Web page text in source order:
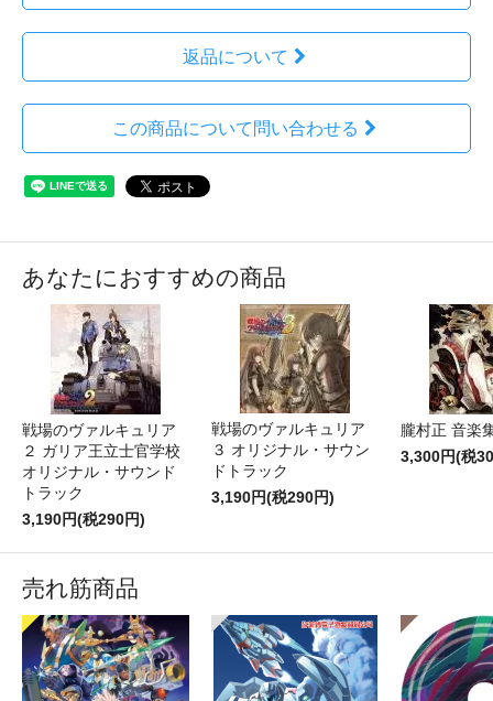
返品について
この商品について問い合わせる
あなたにおすすめの商品
戦場のヴァルキュリア
２ ガリア王立士官学校
オリジナル・サウンド
トラック
3,190円(税290円)
戦場のヴァルキュリア
３ オリジナル・サウン
ドトラック
3,190円(税290円)
朧村正 音楽
3,300円(税
売れ筋商品